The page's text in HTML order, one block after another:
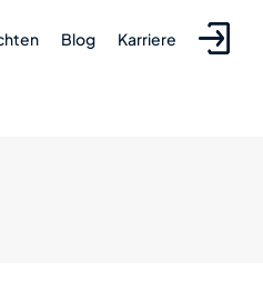
Blog Karriere